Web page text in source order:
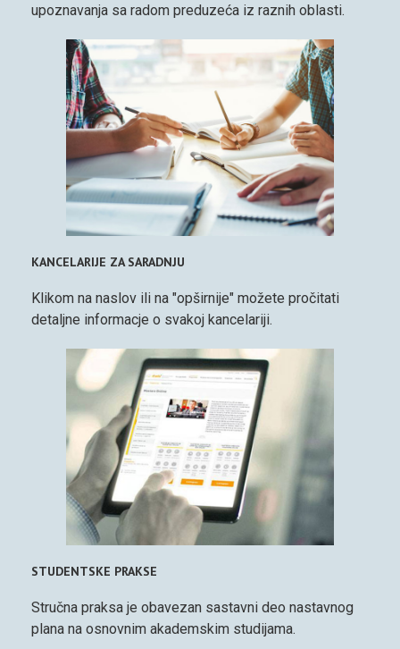
upoznavanja sa radom preduzeća iz raznih oblasti.
KANCELARIJE ZA SARADNJU
Klikom na naslov ili na "opširnije" možete pročitati
detaljne informacje o svakoj kancelariji.
STUDENTSKE PRAKSE
Stručna praksa je obavezan sastavni deo nastavnog
plana na osnovnim akademskim studijama.